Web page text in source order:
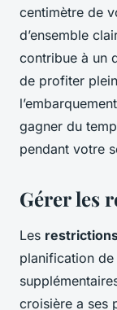
centimètre de
d’ensemble
contribue à un
de profiter
gagner du
pendant votre
Gérer les
Les
planification
croisière a ses